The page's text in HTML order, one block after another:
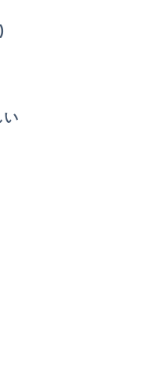
ｗｗｗｗｗ
い